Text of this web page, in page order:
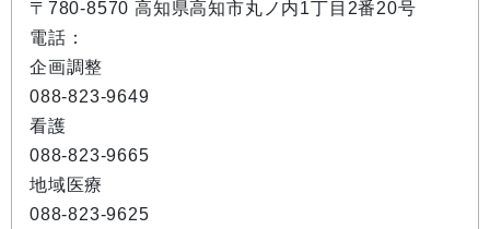
〒780-8570 高知県高知市丸ノ内1丁目2番20号
電話：
企画調整
088-823-9649
看護
088-823-9665
地域医療
088-823-9625